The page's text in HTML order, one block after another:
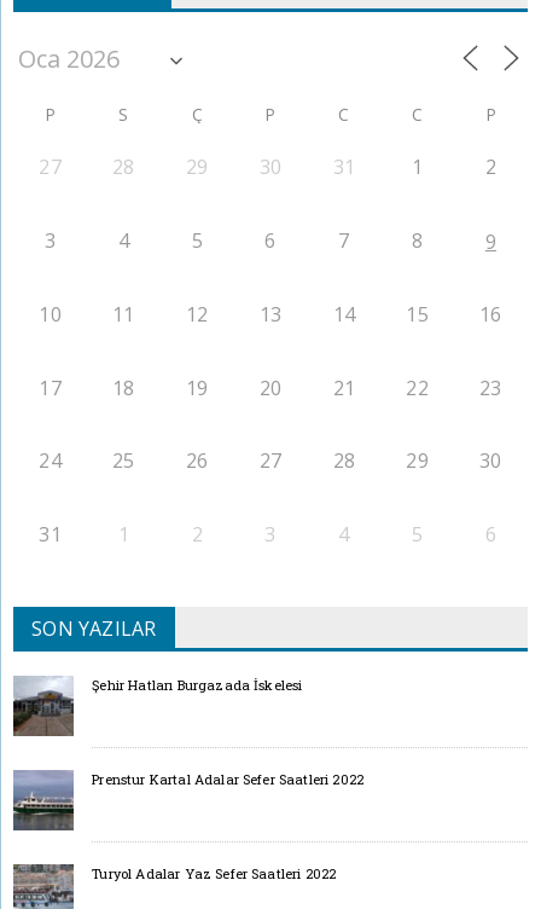
P S Ç P C C P
27 28 29 30 31 1 2
3 4 5 6 7 8 9
10 11 12 13 14 15 16
17 18 19 20 21 22 23
24 25 26 27 28 29 30
31 1 2 3 4 5 6
SON YAZILAR
Şehir Hatları Burgazada İskelesi
Prenstur Kartal Adalar Sefer Saatleri 2022
Turyol Adalar Yaz Sefer Saatleri 2022